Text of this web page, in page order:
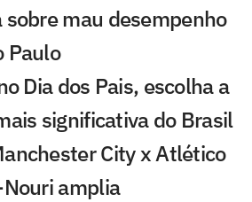
mau desempenho
Paulo
Dia dos Pais, escolha a
significativa do Brasil
City x Atlético
amplia